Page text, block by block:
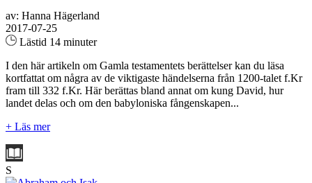
av: Hanna Hägerland
2017-07-25
Lästid 14 minuter
I den här artikeln om Gamla testamentets berättelser kan du läsa
kortfattat om några av de viktigaste händelserna från 1200-talet f.Kr
fram till 332 f.Kr. Här berättas bland annat om kung David, hur
landet delas och om den babyloniska fångenskapen...
+ Läs mer
S